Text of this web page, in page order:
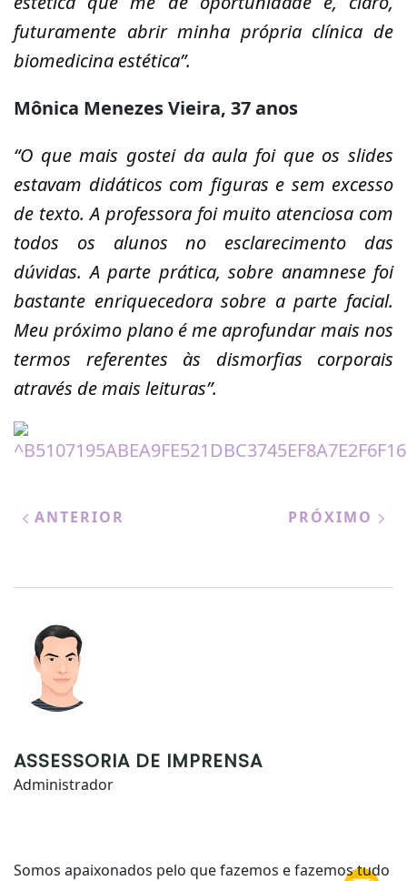
futuramente abrir minha própria clínica de
biomedicina estética”.
Mônica Menezes Vieira, 37 anos
“O que mais gostei da aula foi que os slides
estavam didáticos com figuras e sem excesso
de texto. A professora foi muito atenciosa com
todos os alunos no esclarecimento das
dúvidas. A parte prática, sobre anamnese foi
bastante enriquecedora sobre a parte facial.
Meu próximo plano é me aprofundar mais nos
termos referentes às dismorfias corporais
através de mais leituras”.
ANTERIOR PRÓXIMO
ASSESSORIA DE IMPRENSA
Administrador
Somos apaixonados pelo que fazemos e fazemos tudo